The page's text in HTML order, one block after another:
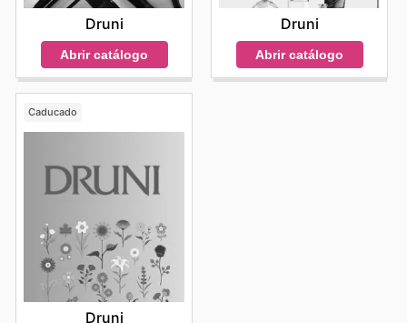
Druni
Abrir catálogo
Druni
Abrir catálogo
Caducado
Druni